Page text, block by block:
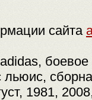
сайта
1981,